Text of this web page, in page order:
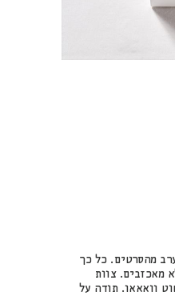
מהסרטים. כל כך
מאכזבים. צוות
וואאאו. תודה על